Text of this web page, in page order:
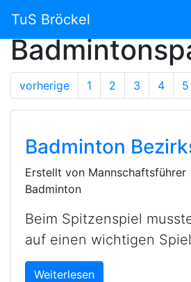
TuS Bröckel
News der
vorherige 1 2 3 4 5
Badminton
Erstellt von Mannschaftsführer |
Badminton
Beim Spitzenspiel
auf einen wichtigen
Weiterlesen